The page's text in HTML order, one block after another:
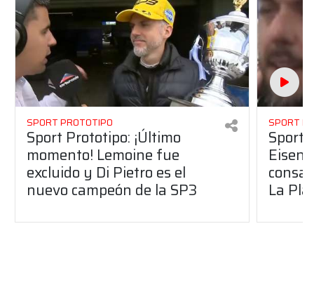
SPORT PROTOTIPO
Sport Prototipo: ¡Último
momento! Lemoine fue
excluido y Di Pietro es el
nuevo campeón de la SP3
SPORT
Sport
La